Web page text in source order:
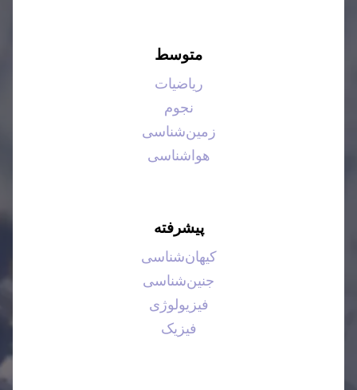
متوسط
ریاضیات
نجوم
زمین‌شناسی
هواشناسی
پیشرفته
کیهان‌شناسی
جنین‌شناسی
فیزیولوژی
فیزیک